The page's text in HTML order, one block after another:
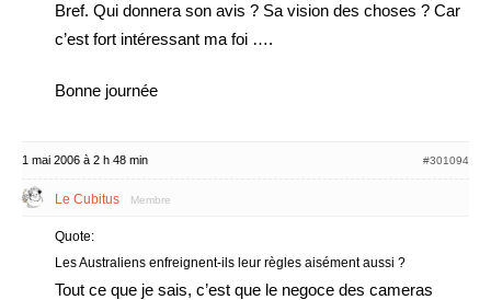
Bref. Qui donnera son avis ? Sa vision des choses ? Car
c’est fort intéressant ma foi ….
Bonne journée
1 mai 2006 à 2 h 48 min #301094
Le Cubitus Membre
Quote:
Les Australiens enfreignent-ils leur règles aisément aussi ?
Tout ce que je sais, c’est que le negoce des cameras